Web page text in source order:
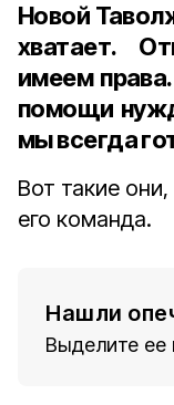
Новой
хватает.
имеем
помощи
мы всегда
Вот такие
его команда.
Нашли
Выделите ее